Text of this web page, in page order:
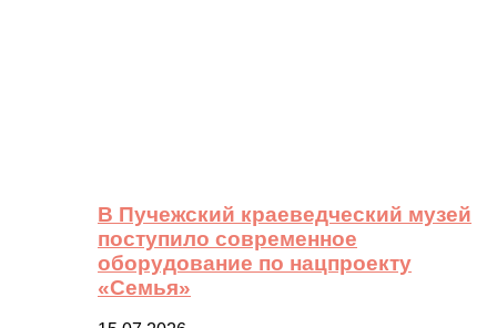
В Пучежский краеведческий музей
поступило современное
оборудование по нацпроекту
«Семья»